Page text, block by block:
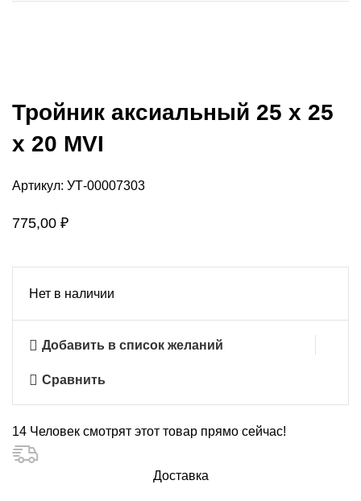
Тройник аксиальный 25 х 25
х 20 MVI
Артикул: УТ-00007303
775,00 ₽
Нет в наличии
Добавить в список желаний
Сравнить
14 Человек смотрят этот товар прямо сейчас!
Доставка